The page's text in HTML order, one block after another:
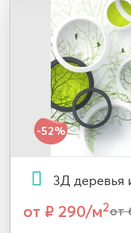
-52%
3Д деревья
от ₽ 290/м2от